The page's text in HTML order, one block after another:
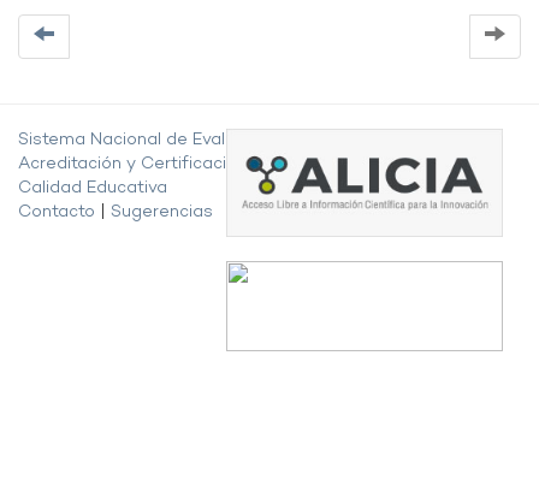
Sistema Nacional de Evaluación,
Acreditación y Certificación de la
Calidad Educativa
Contacto
Sugerencias